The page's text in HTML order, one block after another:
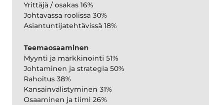
Yrittäjä / osakas 16%
Johtavassa roolissa 30%
Asiantuntijatehtävissä 18%
Teemaosaaminen
Myynti ja markkinointi 51%
Johtaminen ja strategia 50%
Rahoitus 38%
Kansainvälistyminen 31%
Osaaminen ja tiimi 26%